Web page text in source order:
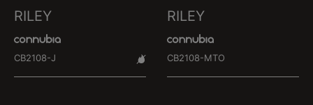
RILEY
CB2108-J
RILEY
CB2108-MTO